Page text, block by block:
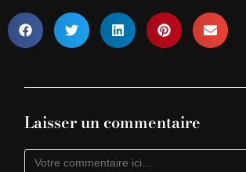
Laisser un commentaire